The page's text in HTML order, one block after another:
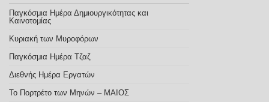
Παγκόσμια Ημέρα Δημιουργικότητας και
Καινοτομίας
Κυριακή των Μυροφόρων
Παγκόσμια Ημέρα Τζαζ
Διεθνής Ημέρα Εργατών
Το Πορτρέτο των Μηνών – ΜΑΙΟΣ